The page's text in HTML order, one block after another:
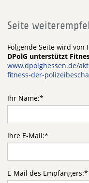
Seite
Folgende Seite wird von
DPolG unterstützt
www.dpolghessen.de/
fitness-der-
Ihr Name:*
Ihre E-Mail:*
E-Mail des Empfängers:*